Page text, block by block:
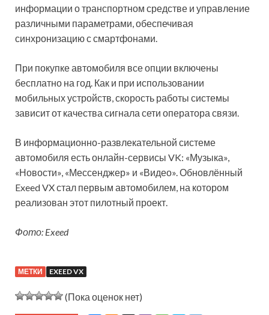
информации о транспортном средстве и управление
различными параметрами, обеспечивая
синхронизацию с смартфонами.
При покупке автомобиля все опции включены
бесплатно на год. Как и при использовании
мобильных устройств, скорость работы системы
зависит от качества сигнала сети оператора связи.
В информационно-развлекательной системе
автомобиля есть онлайн-сервисы VK: «Музыка»,
«Новости», «Мессенджер» и «Видео». Обновлённый
Exeed VX стал первым автомобилем, на котором
реализован этот пилотный проект.
Фото: Exeed
МЕТКИ EXEED VX
(Пока оценок нет)